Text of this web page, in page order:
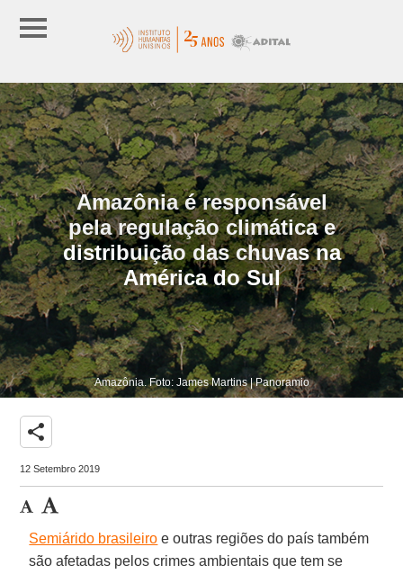
Amazônia é responsável
pela regulação climática e
distribuição das chuvas na
América do Sul
Amazônia. Foto: James Martins | Panoramio
share
12 Setembro 2019
Semiárido brasileiro e outras regiões do país também
são afetadas pelos crimes ambientais que tem se